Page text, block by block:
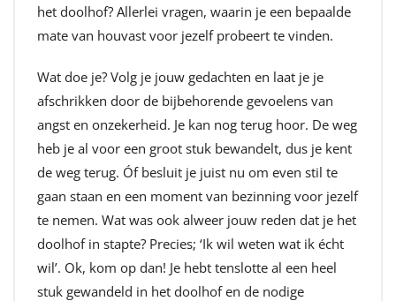
het doolhof? Allerlei vragen, waarin je een bepaalde
mate van houvast voor jezelf probeert te vinden.
Wat doe je? Volg je jouw gedachten en laat je je
afschrikken door de bijbehorende gevoelens van
angst en onzekerheid. Je kan nog terug hoor. De weg
heb je al voor een groot stuk bewandelt, dus je kent
de weg terug. Óf besluit je juist nu om even stil te
gaan staan en een moment van bezinning voor jezelf
te nemen. Wat was ook alweer jouw reden dat je het
doolhof in stapte? Precies; ‘Ik wil weten wat ik écht
wil’. Ok, kom op dan! Je hebt tenslotte al een heel
stuk gewandeld in het doolhof en de nodige